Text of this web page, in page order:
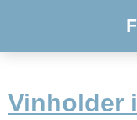
Vinholder